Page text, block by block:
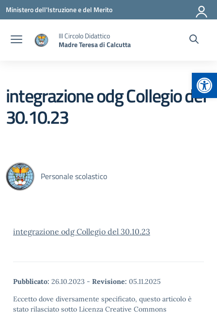
Vai ai contenuti
Vai al menu di navigazione
Vai al footer
Ministero dell'Istruzione e del Merito
III Circolo Didattico
Madre Teresa di Calcutta
integrazione odg Collegio del
30.10.23
Personale scolastico
integrazione odg Collegio del 30.10.23
Pubblicato: 26.10.2023 - Revisione: 05.11.2025
Eccetto dove diversamente specificato, questo articolo è
stato rilasciato sotto Licenza Creative Commons